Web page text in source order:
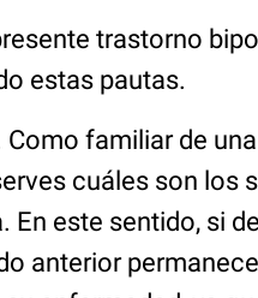
trastorno
estas pautas.
familiar de
cuáles son los
En este sentido, si
anterior